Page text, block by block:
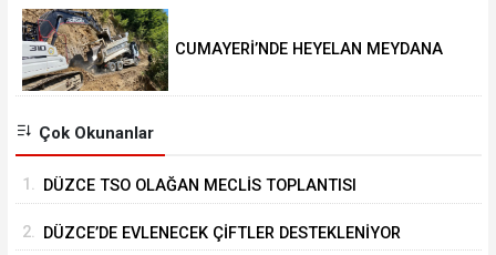
CUMAYERİ’NDE HEYELAN MEYDANA
Çok Okunanlar
1. DÜZCE TSO OLAĞAN MECLİS TOPLANTISI
2. DÜZCE’DE EVLENECEK ÇİFTLER DESTEKLENİYOR